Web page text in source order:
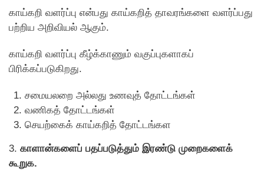
காய்கறி வளர்ப்பு என்பது காய்கறித் தாவரங்களை வளர்ப்பது
பற்றிய அறிவியல் ஆகும்.
காய்கறி வளர்ப்பு கீழ்க்காணும் வகுப்புகளாகப்
பிரிக்கப்படுகிறது.
சமையலறை அல்லது உணவுத் தோட்டங்கள்
வணிகத் தோட்டங்கள்
செயற்கைக் காய்கறித் தோட்டங்கள
3. காளான்களைப் பதப்படுத்தும் இரண்டு முறைகளைக்
கூறுக.